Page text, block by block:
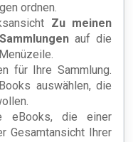
ordnen.
Zu meinen
Sammlungen auf die
für Ihre Sammlung.
auswählen, die
eBooks, die einer
Gesamtansicht Ihrer